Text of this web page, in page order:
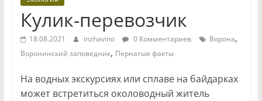
Кулик-перевозчик
18.08.2021 inzhavino 0 Комментариев Ворона,
Воронинский заповедник, Пернатые факты
На водных экскурсиях или сплаве на байдарках
может встретиться околоводный житель